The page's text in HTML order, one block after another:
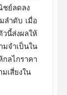
ชย์ลดลง
ลำดับ เมื่อ
ส่งผลให้
มจำเป็นใน
ลไกราคา
เสี่ยงใน